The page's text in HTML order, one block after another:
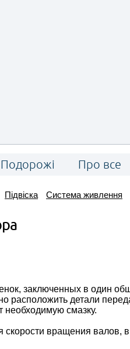
Подорожі Про все
Підвіска Система живлення
заключенных в один
расположить детали
необходимую смазку.
скорости вращения